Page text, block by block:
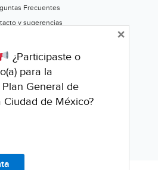
Frecuentes
y sugerencias
este portal
¿Participaste o
para la
General de
de México?
×